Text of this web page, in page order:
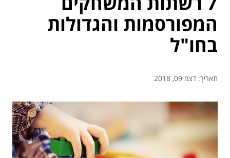
המפורסמות והגדולות
בחו"ל
תאריך: דצמ 09, 2018